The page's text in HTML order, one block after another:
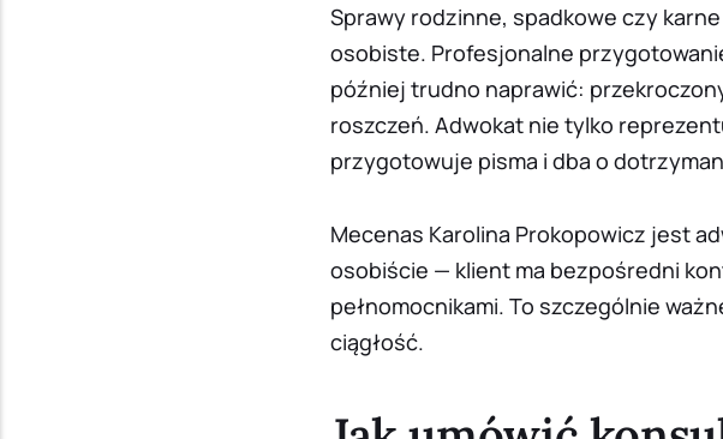
Sprawy rodzinne, spadkowe czy
osobiste. Profesjonalne
później trudno naprawić:
roszczeń. Adwokat nie tylko
przygotowuje pisma i dba o
Mecenas Karolina Prokopowicz jest
osobiście — klient ma bezpośredni
pełnomocnikami. To szczególnie
ciągłość.